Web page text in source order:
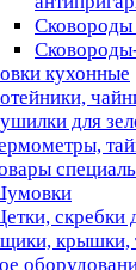
Сковороды
кухонные
для
скребки
крышки,